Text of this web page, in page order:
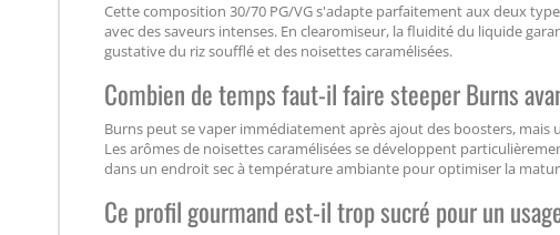
Cette composition 30/70 PG/VG s'adapte parfaitement aux deux
avec des saveurs intenses. En clearomiseur, la fluidité du liquide
gustative du riz soufflé et des noisettes caramélisées.
Combien de temps faut-il faire steeper Burns
Burns peut se vaper immédiatement après ajout des boosters,
Les arômes de noisettes caramélisées se développent
dans un endroit sec à température ambiante pour optimiser la
Ce profil gourmand est-il trop sucré pour un